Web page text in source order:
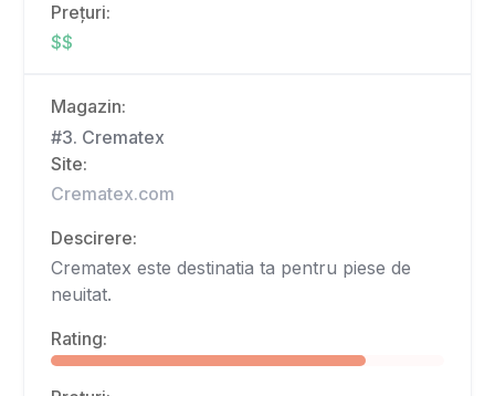
Prețuri:
$$
Magazin:
#3. Crematex
Site:
Crematex.com
Descirere:
Crematex este destinatia ta pentru piese de
neuitat.
Rating: